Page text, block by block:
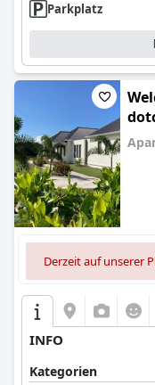
Parkplatz
Derzeit auf unserer
INFO
Kategorien